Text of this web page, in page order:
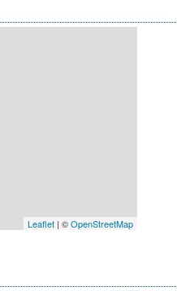
Leaflet | ©OpenStreetMap